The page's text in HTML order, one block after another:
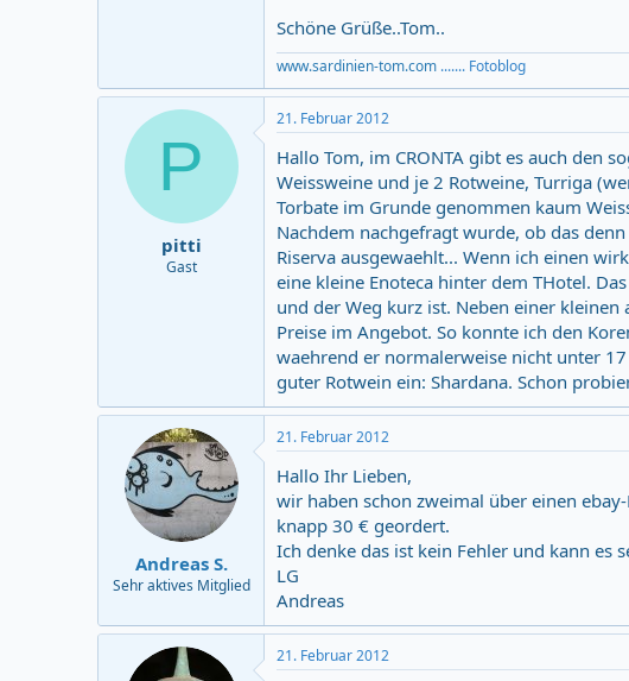
Schöne Grüße..Tom..
www.sardinien-tom.com ....... Fotoblog
P
pitti
Gast
21. Februar 2012
Hallo Tom, im CRONTA gibt es auch den
Weissweine und je 2 Rotweine, Turriga
Torbate im Grunde genommen kaum
Nachdem nachgefragt wurde, ob das
Riserva ausgewaehlt... Wenn ich einen
eine kleine Enoteca hinter dem THotel.
und der Weg kurz ist. Neben einer
Preise im Angebot. So konnte ich den
waehrend er normalerweise nicht unter
guter Rotwein ein: Shardana. Schon
Andreas S.
Sehr aktives Mitglied
21. Februar 2012
Hallo Ihr Lieben,
wir haben schon zweimal über einen
knapp 30 € geordert.
Ich denke das ist kein Fehler und kann es
LG
Andreas
21. Februar 2012